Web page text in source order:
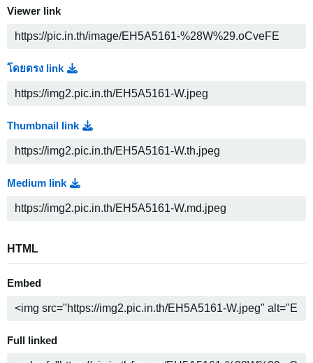
Viewer link
โดยตรง link
Thumbnail link
Medium link
HTML
Embed
Full linked